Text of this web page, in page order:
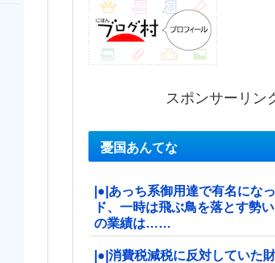
スポンサーリン
憂国あんてな
|●|あっち系御用達で有名にな
ド、一時は飛ぶ鳥を落とす勢
の業績は……
|●|消費税減税に反対していた